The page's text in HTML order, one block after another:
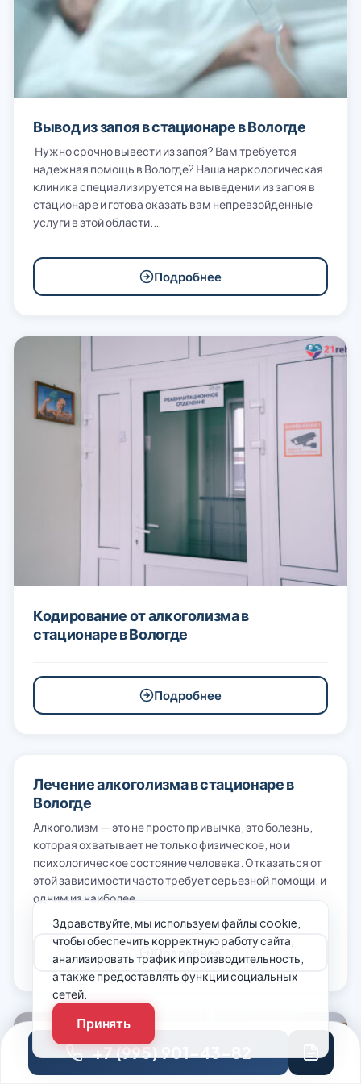
Вывод из запоя в стационаре в Вологде
Нужно срочно вывести из запоя? Вам требуется
надежная помощь в Вологде? Наша наркологическая
клиника специализируется на выведении из запоя в
стационаре и готова оказать вам непревзойденные
услуги в этой области.…
Подробнее
Кодирование от алкоголизма в
стационаре в Вологде
Подробнее
Лечение алкоголизма в стационаре в
Вологде
Алкоголизм — это не просто привычка, это болезнь,
которая охватывает не только физическое, но и
психологическое состояние человека. Отказаться от
этой зависимости часто требует серьезной помощи, и
одним из наиболее…
Подробнее
+7 (995) 901-43-82
Здравствуйте, мы используем файлы cookie,
чтобы обеспечить корректную работу сайта,
анализировать трафик и производительность,
а также предоставлять функции социальных
сетей.
Принять